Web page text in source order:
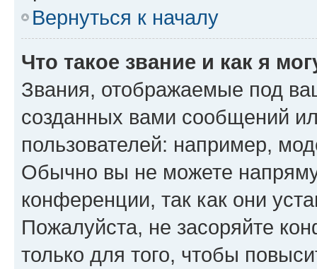
Вернуться к началу
Что такое звание и как я
Звания, отображаемые под
созданных вами сообщений
пользователей: например,
Обычно вы не можете
конференции, так как они
Пожалуйста, не засоряйте
только для того, чтобы